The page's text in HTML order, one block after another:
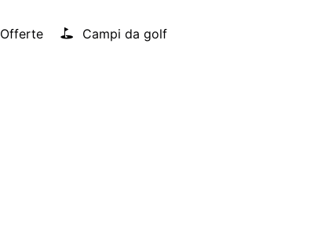
Offerte Campi da golf